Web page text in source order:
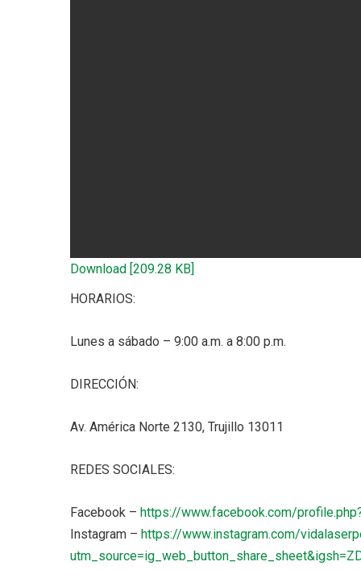
Download [209.28 KB]
HORARIOS:
Lunes a sábado – 9:00 a.m. a 8:00 p.m.
DIRECCIÓN:
Av. América Norte 2130, Trujillo 13011
REDES SOCIALES:
Facebook – https://www.facebook.com/
Instagram – https://www.instagram.com/